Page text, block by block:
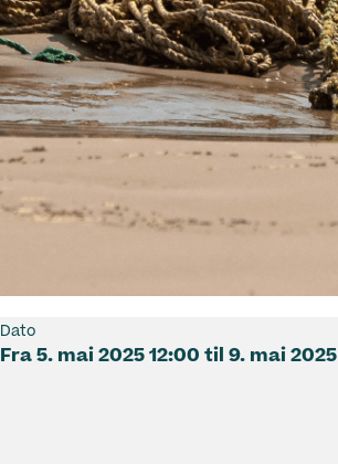
Dato
Fra5. mai 202512:00 til9. mai 2025